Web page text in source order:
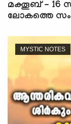
മക്തൂബ് - 16
ലോകത്തെ
MYSTIC NOTES